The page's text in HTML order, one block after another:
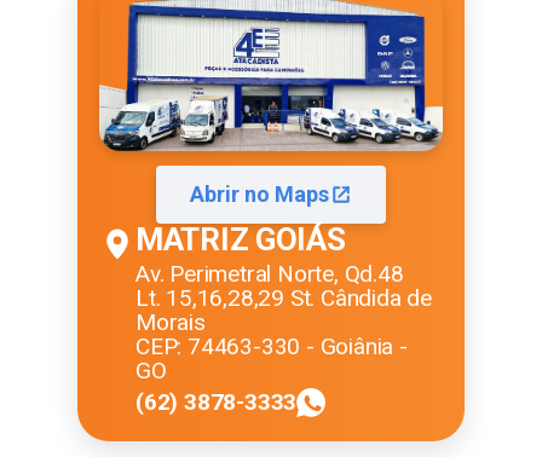
Abrir no Maps
MATRIZ GOIÁS
Av. Perimetral Norte, Qd.48
Lt. 15,16,28,29 St. Cândida de
Morais
CEP: 74463-330 - Goiânia -
GO
(62) 3878-3333